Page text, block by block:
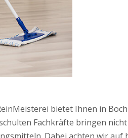
bietet Ihnen in
Fachkräfte bringen